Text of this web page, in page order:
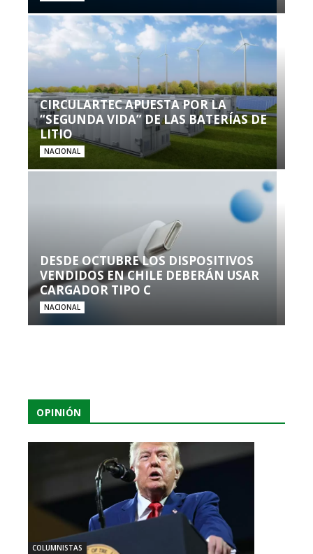
CIRCULARTEC APUESTA POR LA
“SEGUNDA VIDA” DE LAS BATERÍAS DE
LITIO
NACIONAL
DESDE OCTUBRE LOS DISPOSITIVOS
VENDIDOS EN CHILE DEBERÁN USAR
CARGADOR TIPO C
NACIONAL
OPINIÓN
COLUMNISTAS